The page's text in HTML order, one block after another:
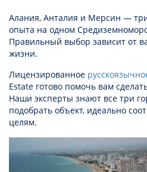
Алания, Анталия и Мерсин —
опыта на одном
Правильный выбор зависит от
жизни.
Лицензированное
Estate готово помочь вам
Наши эксперты знают все три
подобрать объект, идеально
целям.